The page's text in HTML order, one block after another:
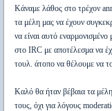
Κάναμε λάθος στο τρέχον
τα μέλη μας να έχουν
να είναι αυτό
στο IRC με αποτέλεσμα να
τουλ. άτοπο να θέλουμε να
Καλό θα ήταν βέβαια τα
τους, όχι για λόγους